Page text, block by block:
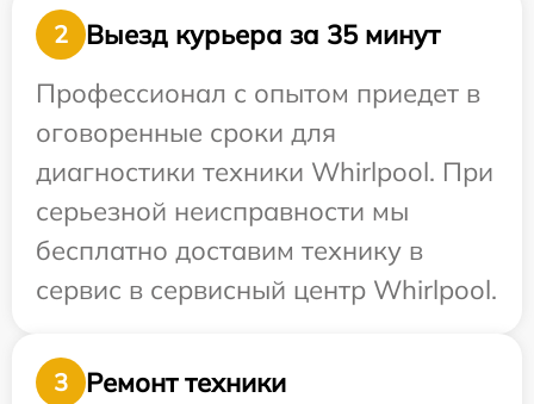
2
Выезд курьера за 35 минут
Профессионал с опытом приедет в
оговоренные сроки для
диагностики техники Whirlpool. При
серьезной неисправности мы
бесплатно доставим технику в
сервис в сервисный центр Whirlpool.
3 Ремонт техники